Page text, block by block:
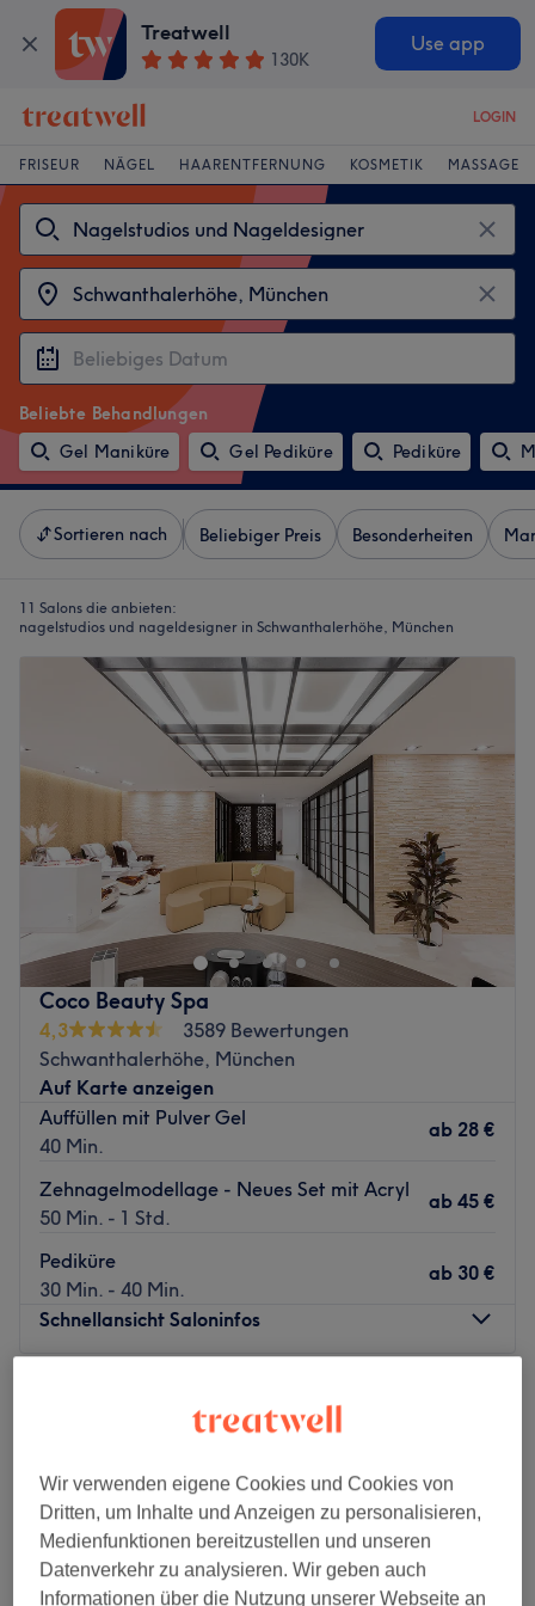
Treatwell
130K
Use app
LOGIN
FRISEUR NÄGEL HAARENTFERNUNG KOSMETIK MASSAGE
Beliebte Behandlungen
Gel Maniküre
Gel Pediküre Pediküre
Sortieren nach Beliebiger Preis Besonderheiten
11 Salons die anbieten:
nagelstudios und nageldesigner in Schwanthalerhöhe, München
Coco Beauty Spa
4,3
3589 Bewertungen
Schwanthalerhöhe, München
Auf Karte anzeigen
Auffüllen mit Pulver Gel
40 Min.
ab 28 €
Zehnagelmodellage - Neues Set mit Acryl
50 Min. - 1 Std.
ab 45 €
Pediküre
30 Min. - 40 Min.
ab 30 €
Schnellansicht Saloninfos
Donnerstag
09:00
Freitag
–20:00
Samstag
Sonntag
Geschlossen
Wir verwenden eigene Cookies und Cookies von
Dritten, um Inhalte und Anzeigen zu personalisieren,
Medienfunktionen bereitzustellen und unseren
Datenverkehr zu analysieren. Wir geben auch
Informationen über die Nutzung unserer Webseite an